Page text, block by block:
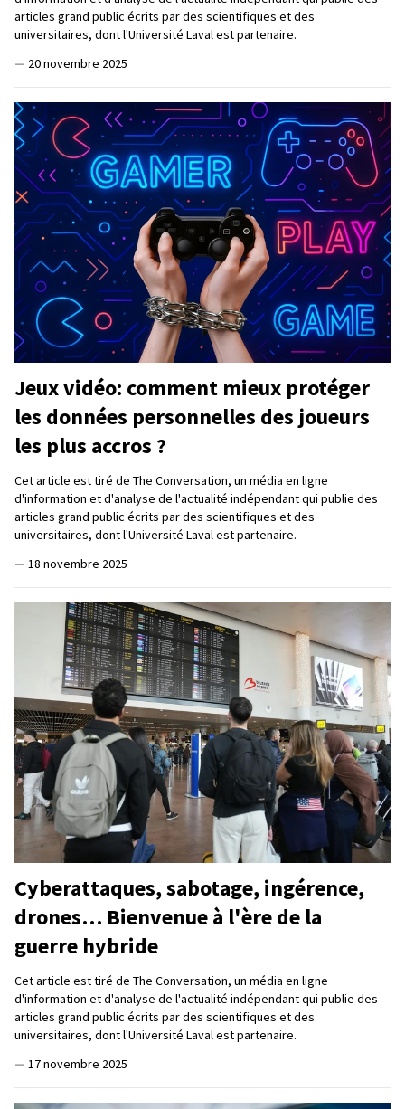
articles grand public écrits par des scientifiques et des
universitaires, dont l'Université Laval est partenaire.
— 20 novembre 2025
Jeux vidéo: comment mieux protéger
les données personnelles des joueurs
les plus accros ?
Cet article est tiré de The Conversation, un média en ligne
d'information et d'analyse de l'actualité indépendant qui publie des
articles grand public écrits par des scientifiques et des
universitaires, dont l'Université Laval est partenaire.
— 18 novembre 2025
Cyberattaques, sabotage, ingérence,
drones… Bienvenue à l'ère de la
guerre hybride
Cet article est tiré de The Conversation, un média en ligne
d'information et d'analyse de l'actualité indépendant qui publie des
articles grand public écrits par des scientifiques et des
universitaires, dont l'Université Laval est partenaire.
— 17 novembre 2025